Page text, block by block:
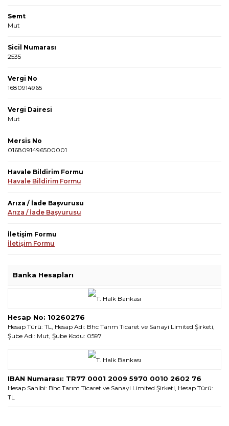
Semt
Mut
Sicil Numarası
2535
Vergi No
1680914965
Vergi Dairesi
Mut
Mersis No
0168091496500001
Havale Bildirim Formu
Havale Bildirim Formu
Arıza / İade Başvurusu
Arıza / İade Başvurusu
İletişim Formu
İletişim Formu
Banka Hesapları
Hesap No: 10260276
Hesap Türü: TL, Hesap Adı: Bhc Tarım Ticaret ve Sanayi Limited Şirketi,
Şube Adı: Mut, Şube Kodu: 0597
IBAN Numarası: TR77 0001 2009 5970 0010 2602 76
Hesap Sahibi: Bhc Tarım Ticaret ve Sanayi Limited Şirketi, Hesap Türü:
TL